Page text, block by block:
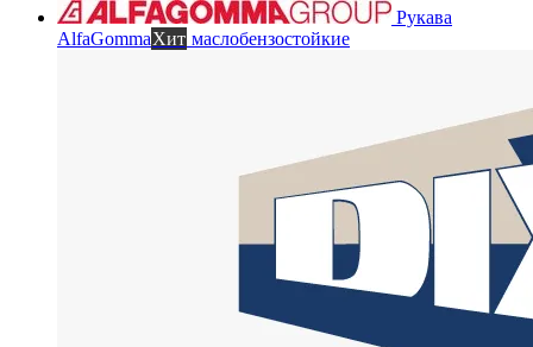
Рукава
AlfaGommaХит маслобензостойкие